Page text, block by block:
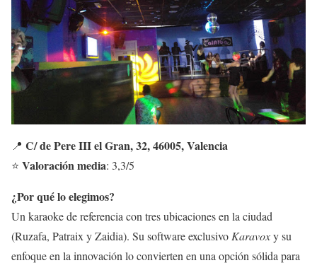
📍 C/ de Pere III el Gran, 32, 46005, Valencia
⭐ Valoración media: 3,3/5
¿Por qué lo elegimos?
Un karaoke de referencia con tres ubicaciones en la ciudad
(Ruzafa, Patraix y Zaidia). Su software exclusivo Karavoxy su
enfoque en la innovación lo convierten en una opción sólida para